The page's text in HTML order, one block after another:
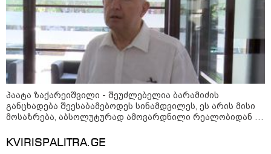
აზერბაიჯანის რკინიგზა ბაქო-
თბილისი-ბაქოს საერთაშორისო
მარშრუტზე ბილეთების გაყიდვის
პერიოდს ახანგრძლივებს
„წარმოებულია საქართველოში“ -
ქართული თაფლი ჩინეთის
ბაზარზე გასასვლელად ემზადება
- დეტალები
პაატა ზაქარეიშვილი - შეუძლებელია ბარამიძის
განცხადება შეესაბამებოდეს სინამდვილეს, ეს არის მისი
მოსაზრება, აბსოლუტურად ამოვარდნილი რეალობიდან -
სამართლის საქმე უნდა აღიძრას
KVIRISPALITRA.GE